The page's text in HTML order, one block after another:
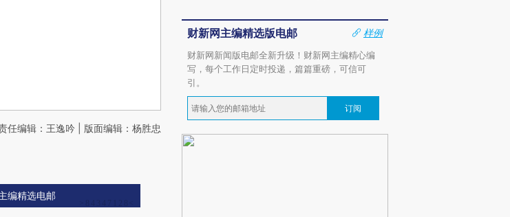
任编辑：王逸吟 | 版面编辑：杨胜忠
编精选电邮
财新网主编精选版电邮
样例
财新网新闻版电邮全新升级！财新网主编精心编
写，每个工作日定时投递，篇篇重磅，可信可
引。
订阅